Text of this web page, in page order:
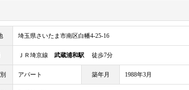
埼玉県さいたま市南区白幡4-25-16
ＪＲ埼京線 武蔵浦和駅 徒歩7分
アパート 築年月 1988年3月